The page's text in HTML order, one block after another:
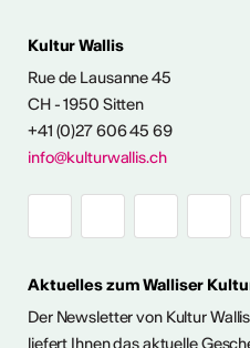
& KONTAKT
Kultur Wallis
Rue de Lausanne 45
CH - 1950 Sitten
+41 (0)27 606 45 69
info@kulturwallis.ch
Aktuelles zum Walliser
Der Newsletter von Kultur
liefert Ihnen das aktuelle